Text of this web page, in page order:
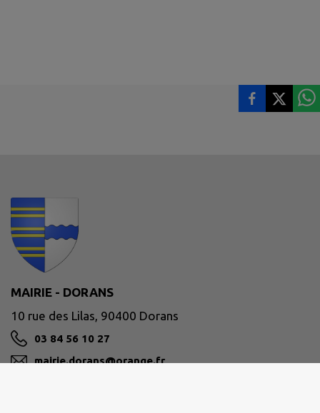
MAIRIE - DORANS
10 rue des Lilas, 90400 Dorans
03 84 56 10 27
mairie.dorans@orange.fr